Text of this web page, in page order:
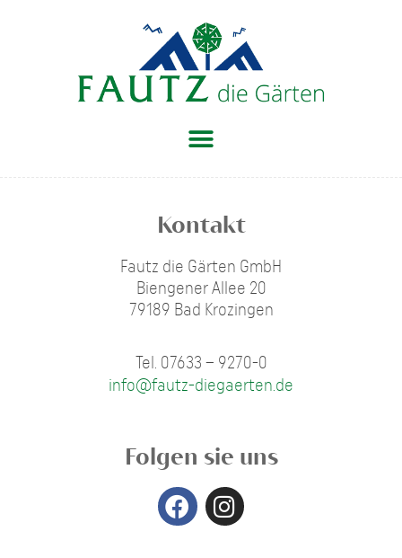
Kontakt
Fautz die Gärten GmbH
Biengener Allee 20
79189 Bad Krozingen
Tel. 07633 – 9270-0
info@fautz-diegaerten.de
Folgen sie uns